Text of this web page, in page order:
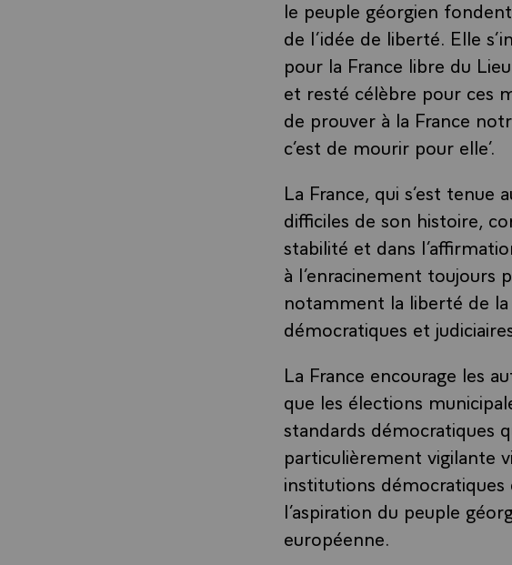
le peuple géorgien
de l’idée de liberté. Elle
pour la France libre du
et resté célèbre pour ces
de prouver à la France
c’est de mourir pour elle’.
La France, qui s’est tenue
difficiles de son histoire,
stabilité et dans
à l’enracinement toujours
notamment la liberté de
démocratiques et
La France encourage les
que les élections
standards démocratiques
particulièrement vigilante
institutions démocratiques
l’aspiration du peuple
européenne.